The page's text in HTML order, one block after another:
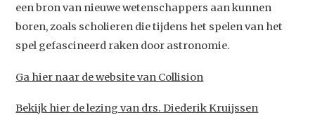
een bron van nieuwe wetenschappers aan kunnen
boren, zoals scholieren die tijdens het spelen van het
spel gefascineerd raken door astronomie.
Ga hier naar de website van Collision
Bekijk hier de lezing van drs. Diederik Kruijssen